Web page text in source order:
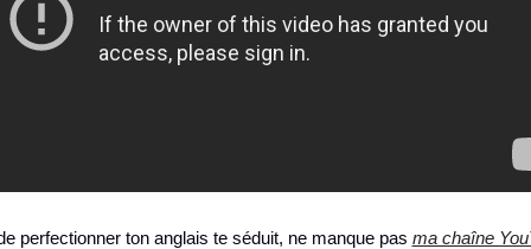
perfectionner ton anglais te séduit, ne manque pas ma chaîne